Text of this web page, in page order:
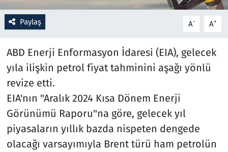
Paylaş A- A+
ABD Enerji Enformasyon İdaresi (EIA), gelecek
yıla ilişkin petrol fiyat tahminini aşağı yönlü
revize etti.
EIA'nın "Aralık 2024 Kısa Dönem Enerji
Görünümü Raporu"na göre, gelecek yıl
piyasaların yıllık bazda nispeten dengede
olacağı varsayımıyla Brent türü ham petrolün
Savunma Sanayi
Seçim 2023
Spor
Teknoloji ve Bilim
Televizyon